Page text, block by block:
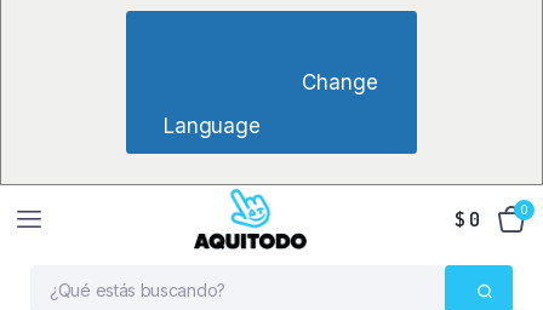
Language
$ 0 0